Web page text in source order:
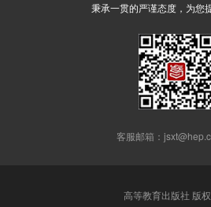
秉承一贯的严谨态度，为您
客服邮箱：
高等教育出版社 版